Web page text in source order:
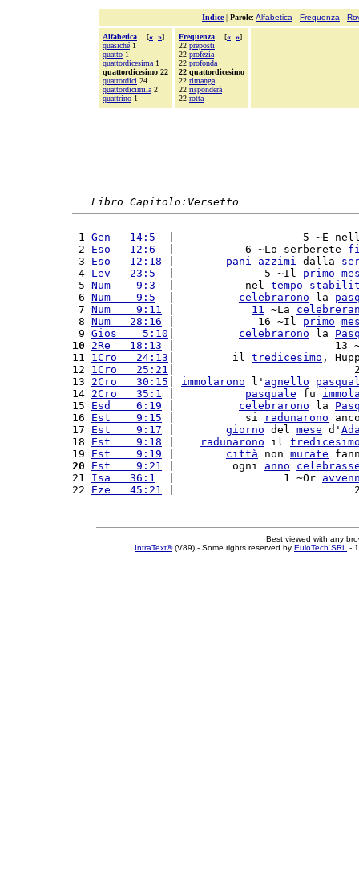
Indice| Parole: Alfabetica - Frequenza -
Alfabetica [« »]
quasiché 1
quatto 1
quattordicesima 1
quattordicesimo 22
quattordici 24
quattordicimila 2
quattrino 1
Frequenza [« »]
22 preposti
22 profezia
22 profonda
22 quattordicesimo
22 rimanga
22 risponderà
22 rotta
Libro Capitolo:Versetto
1 Gen   14:5
|                    5 ~E
2 Eso   12:6
  |           6 ~Lo serberete
3 Eso   12:18 pani azzimi dalla
4 Lev   23:5
  |              5 ~Il
primo
5 Num    9:3
  |           nel
tempo
6 Num    9:5 celebrarono la
7 Num    9:11 11 ~La
8 Num   28:16 |             16 ~Il primo
9 Gios    5:10 celebrarono la
10
2Re   18:13 |                         13
11 1Cro   24:13 |         il tredicesimo ,
12 1Cro   25:21 |
13 2Cro   30:15 immolarono l' agnello
14 2Cro   35:1 pasquale fu
15 Esd    6:19 celebrarono la
16 Est    9:15 |           si radunarono
17 Est    9:17 giorno del mese d'
18 Est    9:18 radunarono il
19 Est    9:19 città non murate
20
Est    9:21 |         ogni anno
21 Isa   36:1
  |                 1 ~Or
22 Eze   45:21 |
Best viewed with any
IntraText®(V89) - Some rights reserved by EuloTech SRL -